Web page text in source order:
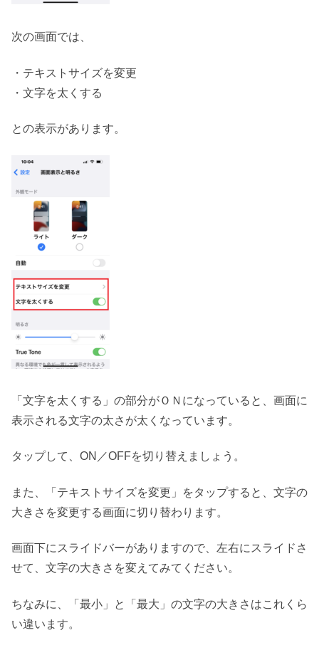
次の画面では、
・テキストサイズを変更
・文字を太くする
との表示があります。
「文字を太くする」の部分がＯＮになっていると、画面に
表示される文字の太さが太くなっています。
タップして、ON／OFFを切り替えましょう。
また、「テキストサイズを変更」をタップすると、文字の
大きさを変更する画面に切り替わります。
画面下にスライドバーがありますので、左右にスライドさ
せて、文字の大きさを変えてみてください。
ちなみに、「最小」と「最大」の文字の大きさはこれくら
い違います。